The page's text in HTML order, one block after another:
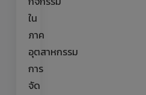
ใน
ภาค
อุตสาหกรรม
การ
จัด